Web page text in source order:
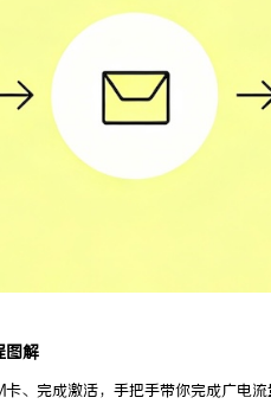
图解
卡、完成激活，手把手带你完成广电